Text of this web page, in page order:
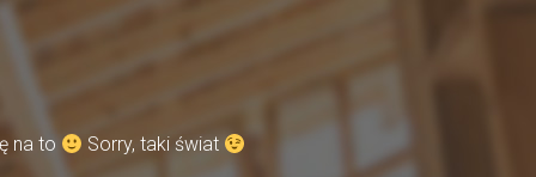
na to Sorry, taki świat